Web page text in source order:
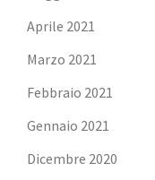
Aprile 2021
Marzo 2021
Febbraio 2021
Gennaio 2021
Dicembre 2020